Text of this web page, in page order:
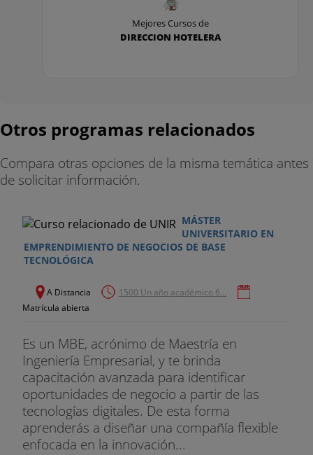
Mejores Cursos de
DIRECCION HOTELERA
Otros programas relacionados
Compara otras opciones de la misma temática antes
de solicitar información.
MÁSTER
UNIVERSITARIO EN
EMPRENDIMIENTO DE NEGOCIOS DE BASE
TECNOLÓGICA
A Distancia
1500 Un año académico 6...
Matrícula abierta
Es un MBE, acrónimo de Maestría en
Ingeniería Empresarial, y te brinda
capacitación avanzada para identificar
oportunidades de negocio a partir de las
tecnologías digitales. De esta forma
aprenderás a diseñar una compañía flexible
enfocada en la innovación...